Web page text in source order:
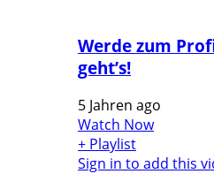
Werde zum
geht’s!
5 Jahren ago
Watch Now
+ Playlist
Sign in to add this